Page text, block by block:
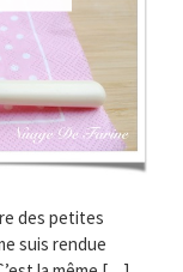
des petites
suis rendue